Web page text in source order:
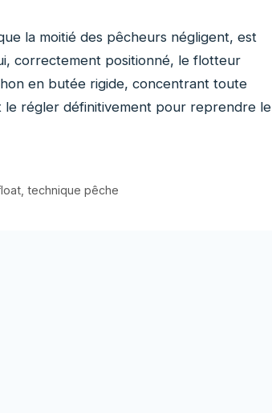
la moitié des pêcheurs négligent, est
correctement positionné, le flotteur
en butée rigide, concentrant toute
le régler définitivement pour reprendre le
, technique pêche